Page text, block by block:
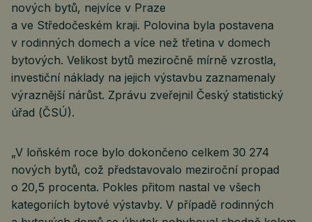
nových bytů, nejvíce v Praze
a ve Středočeském kraji. Polovina byla postavena
v rodinných domech a více než třetina v domech
bytových. Velikost bytů meziročně mírně vzrostla,
investiční náklady na jejich výstavbu zaznamenaly
výraznější nárůst. Zprávu zveřejnil Český statistický
úřad (ČSÚ).
„V loňském roce bylo dokončeno celkem 30 274
nových bytů, což představovalo meziroční propad
o 20,5 procenta. Pokles přitom nastal ve všech
kategoriích bytové výstavby. V případě rodinných